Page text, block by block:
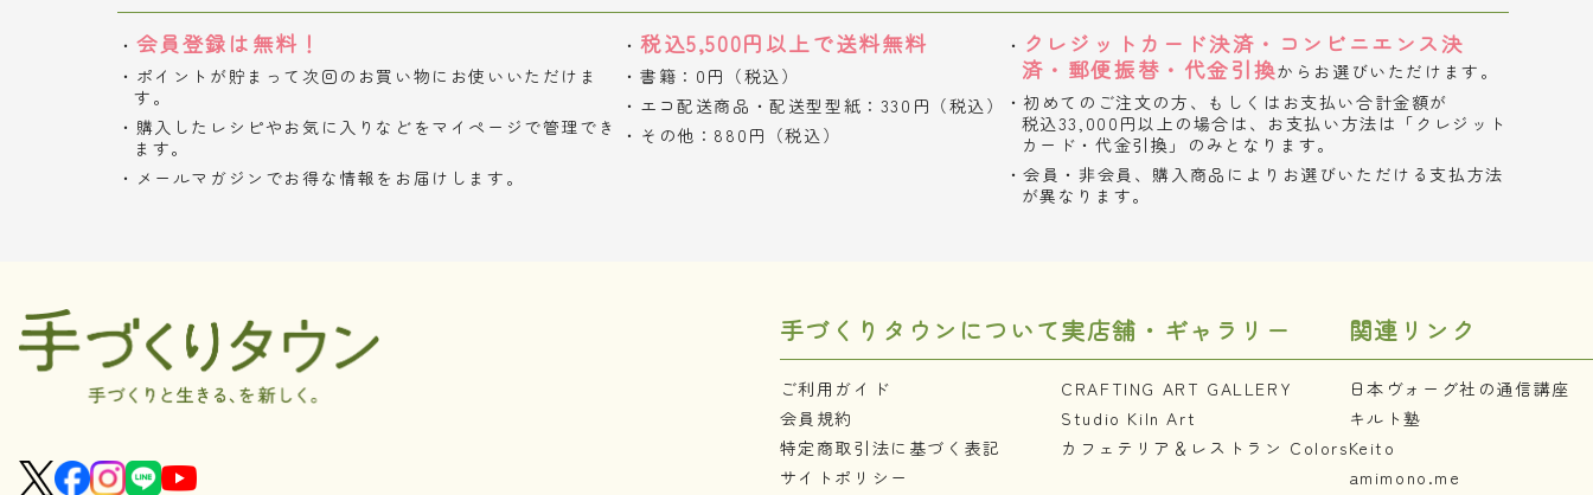
会員登録は無料！
ポイントが貯まって次回のお買い物にお使いいただけま
す。
購入したレシピやお気に入りなどをマイページで管理でき
ます。
メールマガジンでお得な情報をお届けします。
税込5,500円以上で送料無料
書籍：0円（税込）
エコ配送商品・配送型型紙：330円（税込）
その他：880円（税込）
クレジットカード決済・コンビニエンス決
済・郵便振替・代金引換からお選びいただけます。
初めてのご注文の方、もしくはお支払い合計金額が
税込33,000円以上の場合は、お支払い方法は「クレジット
カード・代金引換」のみとなります。
会員・非会員、購入商品によりお選びいただける支払方法
が異なります。
手づくりタウンについて
ご利用ガイド
会員規約
特定商取引法に基づく表記
サイトポリシー
実店舗・ギャラリー
CRAFTING ART GALLERY
Studio Kiln Art
カフェテリア＆レストラン Colors
関連リンク
日本ヴォーグ社の通信講座
キルト塾
Keito
amimono.me